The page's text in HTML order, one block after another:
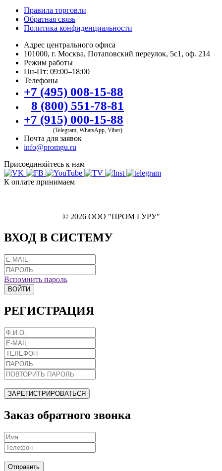
Правила торговли
Обратная связь
Политика конфиденциальности
Адрес центрального офиса
101000, г. Москва, Потаповский переулок, 5с1, оф. 214
Режим работы
Пн-Пт: 09:00–18:00
Телефоны
+7 (495) 008-15-88
8 (800) 551-78-81
+7 (915) 000-15-88
(Telegram, WhatsApp, Viber)
Почта для заявок
info@promgu.ru
Присоединяйтесь к нам
К оплате принимаем
© 2026 ООО "ПРОМ ГУРУ"
ВХОД В СИСТЕМУ
Вспомнить пароль
ВОЙТИ
РЕГИСТРАЦИЯ
ЗАРЕГИСТРИРОВАТЬСЯ
Заказ обратного звонка
Отправить